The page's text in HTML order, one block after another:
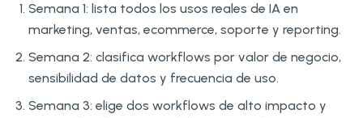
Semana 1: lista todos los usos reales de IA en
marketing, ventas, ecommerce, soporte y reporting.
Semana 2: clasifica workflows por valor de negocio,
sensibilidad de datos y frecuencia de uso.
Semana 3: elige dos workflows de alto impacto y